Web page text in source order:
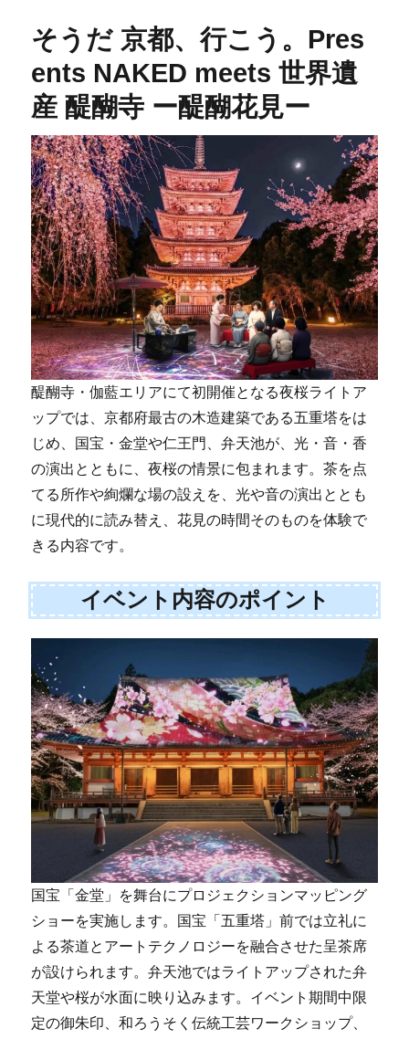
そうだ 京都、行こう。Pres
ents NAKED meets 世界遺
産 醍醐寺 ー醍醐花見ー
醍醐寺・伽藍エリアにて初開催となる夜桜ライトア
ップでは、京都府最古の木造建築である五重塔をは
じめ、国宝・金堂や仁王門、弁天池が、光・音・香
の演出とともに、夜桜の情景に包まれます。茶を点
てる所作や絢爛な場の設えを、光や音の演出ととも
に現代的に読み替え、花見の時間そのものを体験で
きる内容です。
イベント内容のポイント
国宝「金堂」を舞台にプロジェクションマッピング
ショーを実施します。国宝「五重塔」前では立礼に
よる茶道とアートテクノロジーを融合させた呈茶席
が設けられます。弁天池ではライトアップされた弁
天堂や桜が水面に映り込みます。イベント期間中限
定の御朱印、和ろうそく伝統工芸ワークショップ、